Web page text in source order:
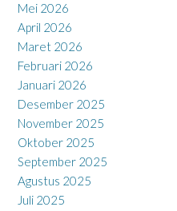
Mei 2026
April 2026
Maret 2026
Februari 2026
Januari 2026
Desember 2025
November 2025
Oktober 2025
September 2025
Agustus 2025
Juli 2025